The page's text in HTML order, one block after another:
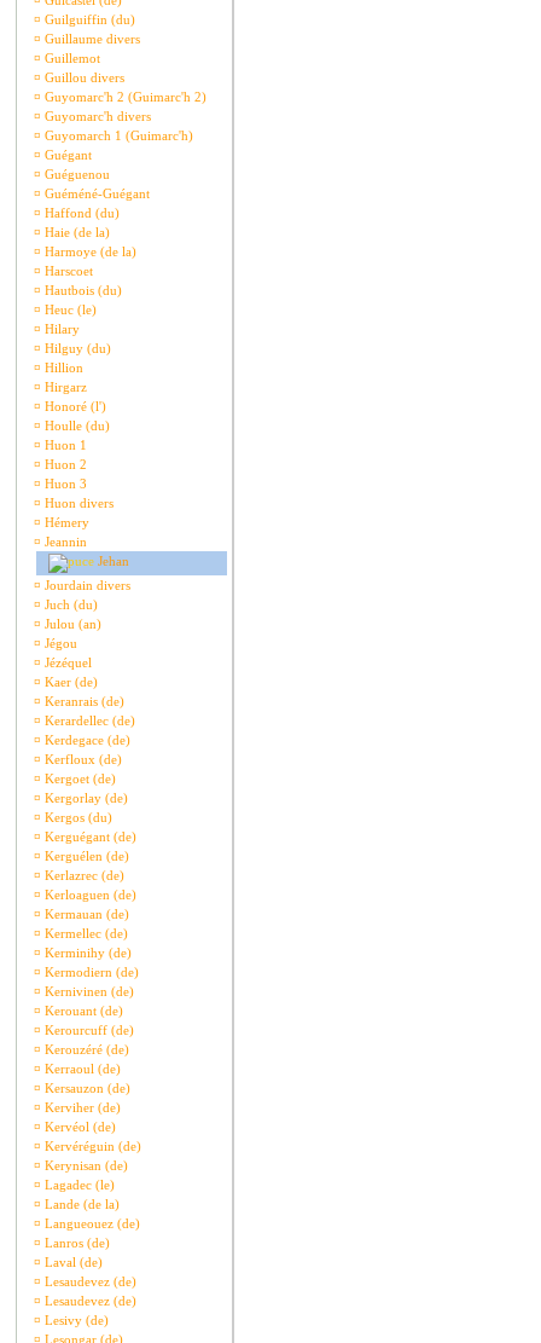
¤ Guilguiffin (du)
¤ Guillaume divers
¤ Guillemot
¤ Guillou divers
¤ Guyomarc'h 2 (Guimarc'h 2)
¤ Guyomarc'h divers
¤ Guyomarch 1 (Guimarc'h)
¤ Guégant
¤ Guéguenou
¤ Guéméné-Guégant
¤ Haffond (du)
¤ Haie (de la)
¤ Harmoye (de la)
¤ Harscoet
¤ Hautbois (du)
¤ Heuc (le)
¤ Hilary
¤ Hilguy (du)
¤ Hillion
¤ Hirgarz
¤ Honoré (l')
¤ Houlle (du)
¤ Huon 1
¤ Huon 2
¤ Huon 3
¤ Huon divers
¤ Hémery
¤ Jeannin
Jehan
¤ Jourdain divers
¤ Juch (du)
¤ Julou (an)
¤ Jégou
¤ Jézéquel
¤ Kaer (de)
¤ Keranrais (de)
¤ Kerardellec (de)
¤ Kerdegace (de)
¤ Kerfloux (de)
¤ Kergoet (de)
¤ Kergorlay (de)
¤ Kergos (du)
¤ Kerguégant (de)
¤ Kerguélen (de)
¤ Kerlazrec (de)
¤ Kerloaguen (de)
¤ Kermauan (de)
¤ Kermellec (de)
¤ Kerminihy (de)
¤ Kermodiern (de)
¤ Kernivinen (de)
¤ Kerouant (de)
¤ Kerourcuff (de)
¤ Kerouzéré (de)
¤ Kerraoul (de)
¤ Kersauzon (de)
¤ Kerviher (de)
¤ Kervéol (de)
¤ Kervéréguin (de)
¤ Kerynisan (de)
¤ Lagadec (le)
¤ Lande (de la)
¤ Langueouez (de)
¤ Lanros (de)
¤ Laval (de)
¤ Lesaudevez (de)
¤ Lesaudevez (de)
¤ Lesivy (de)
¤ Lesongar (de)